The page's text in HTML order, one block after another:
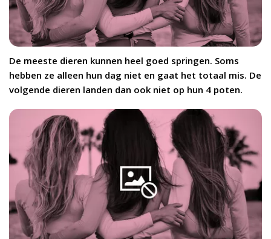
De meeste dieren kunnen heel goed springen. Soms
hebben ze alleen hun dag niet en gaat het totaal mis. De
volgende dieren landen dan ook niet op hun 4 poten.